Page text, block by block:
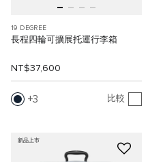
19 DEGREE
長程四輪可擴展托運行李箱
NT$37,600
3 比較
新品上市